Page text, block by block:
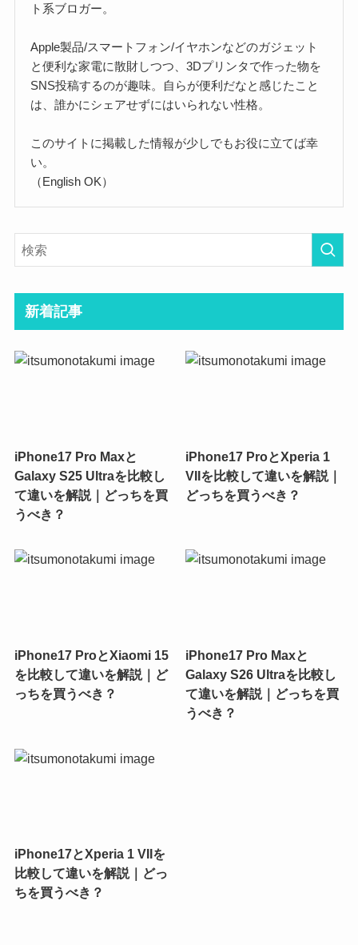
ト系ブロガー。
Apple製品/スマートフォン/イヤホンなどのガジェット
と便利な家電に散財しつつ、3Dプリンタで作った物を
SNS投稿するのが趣味。自らが便利だなと感じたこと
は、誰かにシェアせずにはいられない性格。
このサイトに掲載した情報が少しでもお役に立てば幸
い。
（English OK）
新着記事
iPhone17 Pro Maxと
Galaxy S25 Ultraを比較し
て違いを解説｜どっちを買
うべき？
iPhone17 ProとXperia 1
VIIを比較して違いを解説｜
どっちを買うべき？
iPhone17 ProとXiaomi 15
を比較して違いを解説｜ど
っちを買うべき？
iPhone17 Pro Maxと
Galaxy S26 Ultraを比較し
て違いを解説｜どっちを買
うべき？
iPhone17とXperia 1 VIIを
比較して違いを解説｜どっ
ちを買うべき？